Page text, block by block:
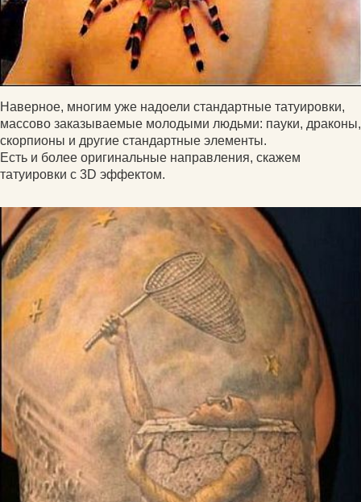
Наверное, многим уже надоели стандартные татуировки,
массово заказываемые молодыми людьми: пауки, драконы,
скорпионы и другие стандартные элементы.
Есть и более оригинальные направления, скажем
татуировки с 3D эффектом.